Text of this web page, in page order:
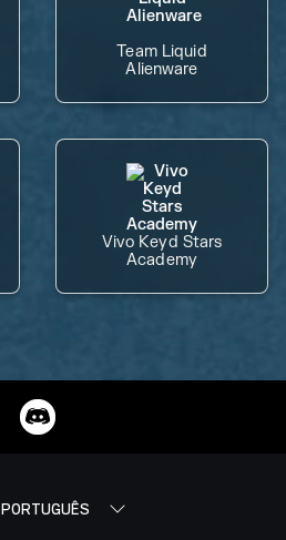
Team Liquid
Alienware
Vivo Keyd Stars
Academy
PORTUGUÊS